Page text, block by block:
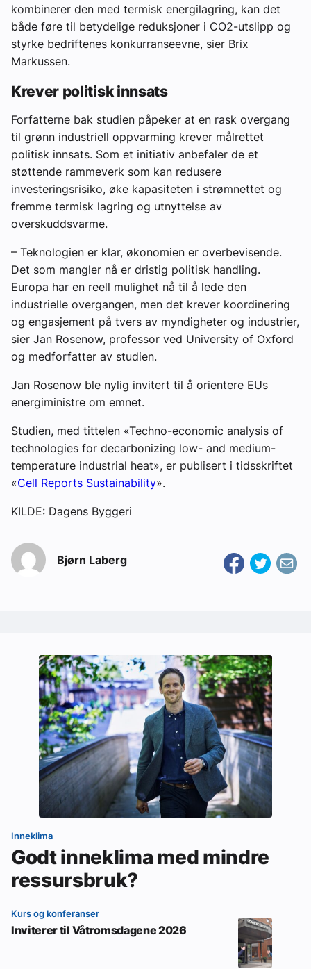
kombinerer den med termisk energilagring, kan det
både føre til betydelige reduksjoner i CO2-utslipp og
styrke bedriftenes konkurranseevne, sier Brix
Markussen.
Krever politisk innsats
Forfatterne bak studien påpeker at en rask overgang
til grønn industriell oppvarming krever målrettet
politisk innsats. Som et initiativ anbefaler de et
støttende rammeverk som kan redusere
investeringsrisiko, øke kapasiteten i strømnettet og
fremme termisk lagring og utnyttelse av
overskuddsvarme.
– Teknologien er klar, økonomien er overbevisende.
Det som mangler nå er dristig politisk handling.
Europa har en reell mulighet nå til å lede den
industrielle overgangen, men det krever koordinering
og engasjement på tvers av myndigheter og industrier,
sier Jan Rosenow, professor ved University of Oxford
og medforfatter av studien.
Jan Rosenow ble nylig invitert til å orientere EUs
energiministre om emnet.
Studien, med tittelen «Techno-economic analysis of
technologies for decarbonizing low- and medium-
temperature industrial heat», er publisert i tidsskriftet
«Cell Reports Sustainability».
KILDE: Dagens Byggeri
Bjørn Laberg
Inneklima
Godt inneklima med mindre
ressursbruk?
Kurs og konferanser
Inviterer til Våtromsdagene 2026